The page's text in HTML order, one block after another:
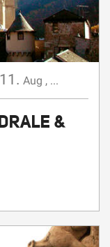
Aug,...
&